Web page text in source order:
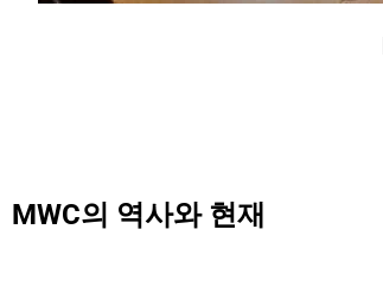
MWC의 역사와 현재